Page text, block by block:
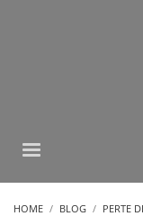
HOME BLOG
PERTE